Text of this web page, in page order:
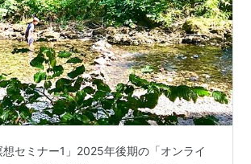
想セミナー1」2025年後期の「オンライ